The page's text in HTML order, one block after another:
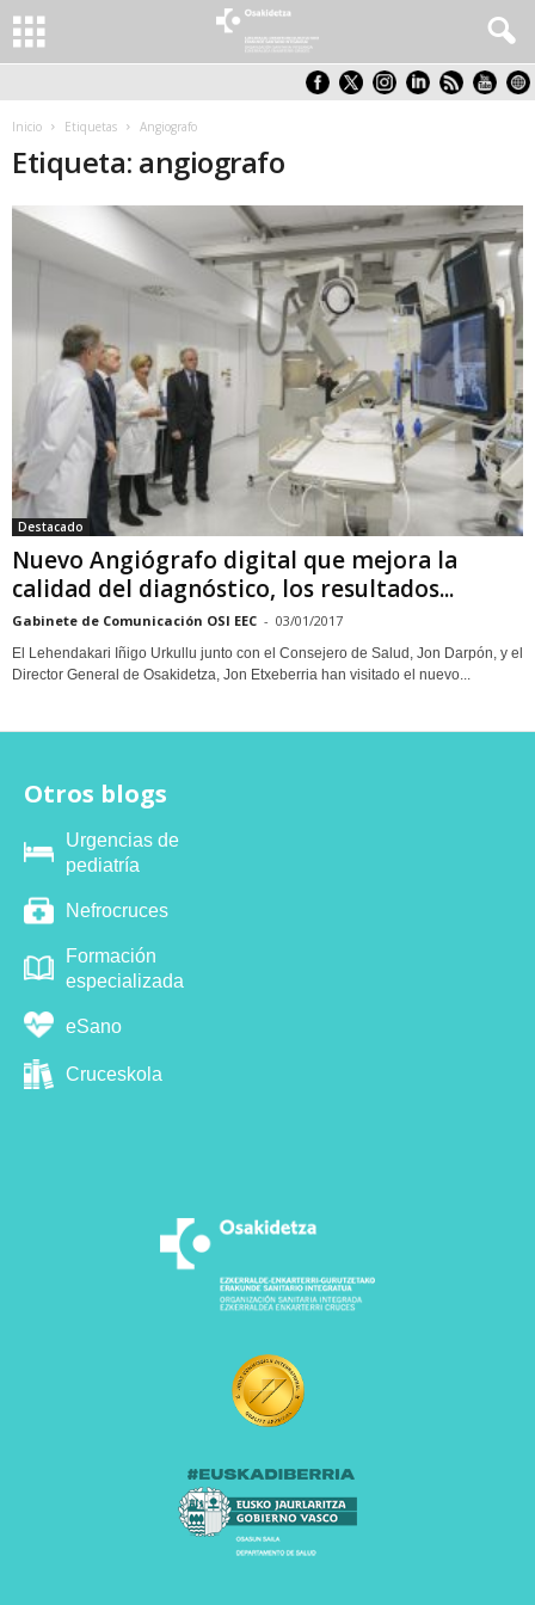
Inicio Etiquetas Angiografo
Etiqueta: angiografo
Destacado
Nuevo Angiógrafo digital que mejora la
calidad del diagnóstico, los resultados...
Gabinete de Comunicación OSI EEC - 03/01/2017
El Lehendakari Iñigo Urkullu junto con el Consejero de Salud, Jon Darpón, y el
Director General de Osakidetza, Jon Etxeberria han visitado el nuevo...
Otros blogs
Urgencias de
pediatría
Nefrocruces
Formación
especializada
eSano
Cruceskola